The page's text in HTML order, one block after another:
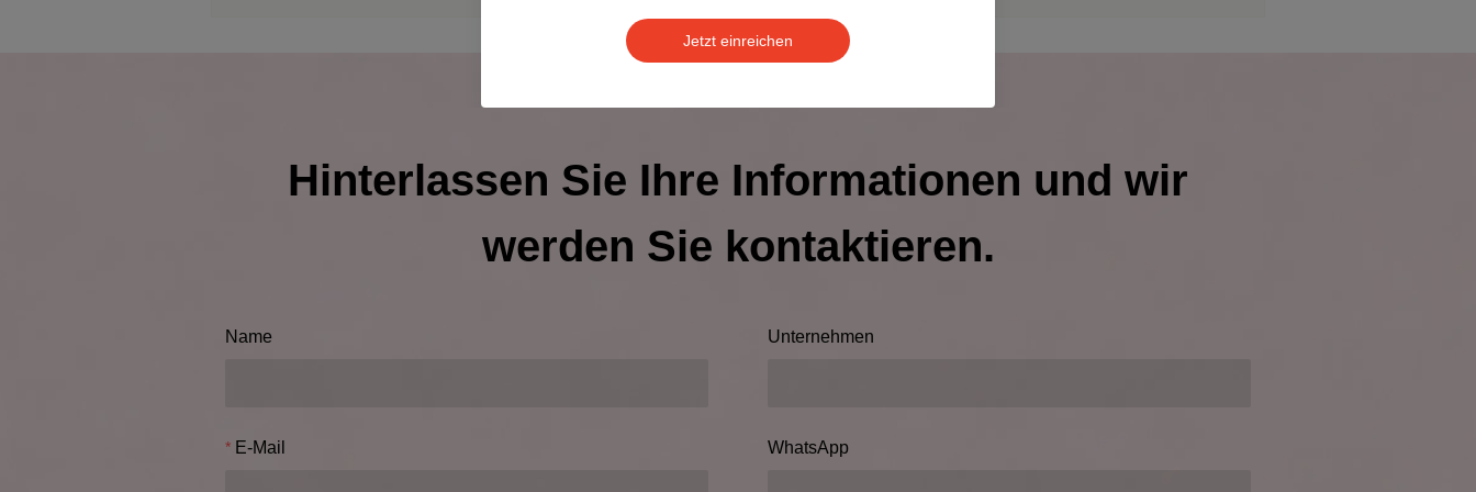
Hinterlassen Sie Ihre Informationen und wir
werden Sie kontaktieren.
Name Unternehmen
E-Mail WhatsApp
Jetzt einreichen